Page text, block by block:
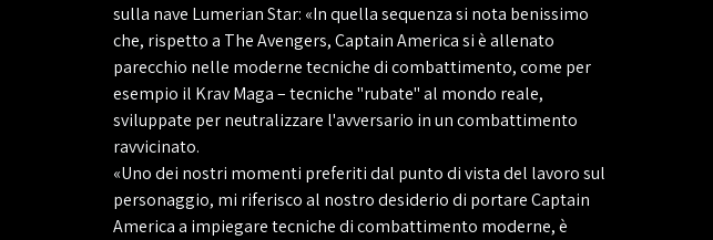
sulla nave Lumerian Star: «In quella sequenza si nota benissimo
che, rispetto a The Avengers, Captain America si è allenato
parecchio nelle moderne tecniche di combattimento, come per
esempio il Krav Maga – tecniche "rubate" al mondo reale,
sviluppate per neutralizzare l'avversario in un combattimento
ravvicinato.
«Uno dei nostri momenti preferiti dal punto di vista del lavoro sul
personaggio, mi riferisco al nostro desiderio di portare Captain
America a impiegare tecniche di combattimento moderne, è